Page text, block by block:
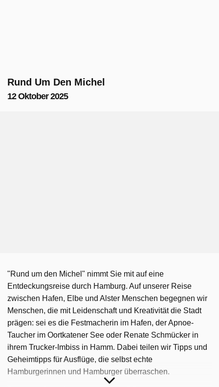
Rund Um Den Michel
12 Oktober 2025
"Rund um den Michel" nimmt Sie mit auf eine
Entdeckungsreise durch Hamburg. Auf unserer Reise
zwischen Hafen, Elbe und Alster Menschen begegnen wir
Menschen, die mit Leidenschaft und Kreativität die Stadt
prägen: sei es die Festmacherin im Hafen, der Apnoe-
Taucher im Oortkatener See oder Renate Schmücker in
ihrem Trucker-Imbiss in Hamm. Dabei teilen wir Tipps und
Geheimtipps für Ausflüge, die selbst echte
Hamburgerinnen und Hamburger überraschen.